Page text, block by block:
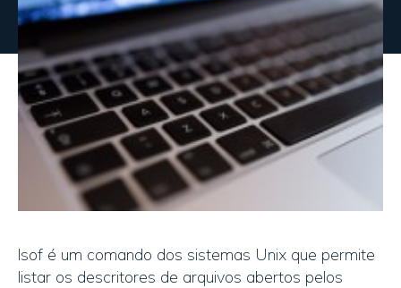
lsof é um comando dos sistemas Unix que permite
listar os descritores de arquivos abertos pelos